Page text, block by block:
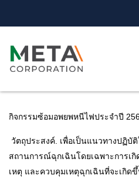
กิจกรรมซ้อมอพยพหนีไฟประจำปี
วัตถุประสงค์. เพื่อเป็นแนวทางปฏิบัติ
สถานการณ์ฉุกเฉินโดยเฉพาะการเ
เหตุ และควบคุมเหตุฉุกเฉินที่จะเกิด